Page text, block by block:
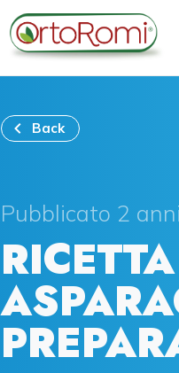
Back
Pubblicato 2